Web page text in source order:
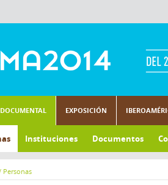
EXPOSICIÓN
Instituciones Documentos
Personas